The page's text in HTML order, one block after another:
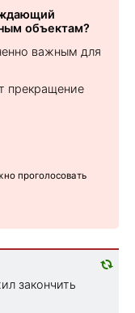
объектам?
важным для
прекращение
проголосовать
закончить